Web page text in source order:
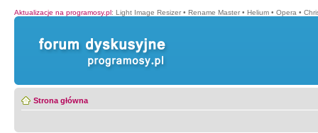
Aktualizacje na programosy.pl: Light Image Resizer • Rename Master • Helium • Opera •
Strona główna